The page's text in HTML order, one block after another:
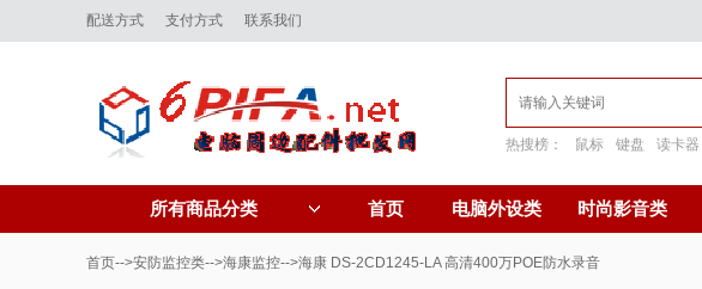
配送方式 支付方式 联系我们
热搜榜： 鼠标 键盘 读卡器
所有商品分类 首页 电脑外设类 时尚影音类
首页-->安防监控类-->海康监控-->海康 DS-2CD1245-LA 高清400万POE防水录音